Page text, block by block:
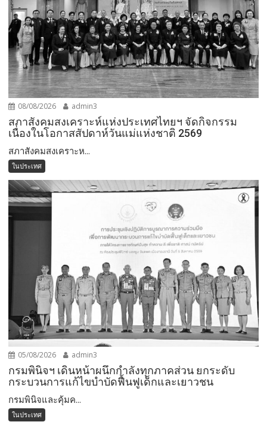
08/08/2026 admin3
สภาสังคมสงเคราะห์แห่งประเทศไทยฯ จัดกิจกรรม
เนื่องในโอกาสสัปดาห์วันแม่แห่งชาติ 2569
สภาสังคมสงเคราะห...
ในประเทศ
05/08/2026 admin3
กรมพินิจฯ เดินหน้าผนึกกำลังทุกภาคส่วน ยกระดับ
กระบวนการแก้ไขบำบัดฟื้นฟูเด็กและเยาวชน
กรมพินิจและคุ้มค...
ในประเทศ